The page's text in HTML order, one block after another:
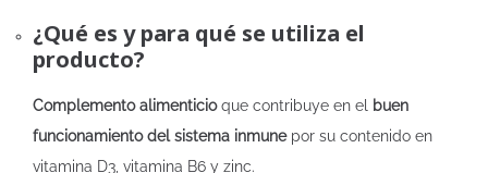
¿Qué es y para qué se utiliza el
producto?
Complemento alimenticioque contribuye en el
buen
funcionamiento del sistema inmunepor su contenido en
vitamina D3, vitamina B6 y zinc.